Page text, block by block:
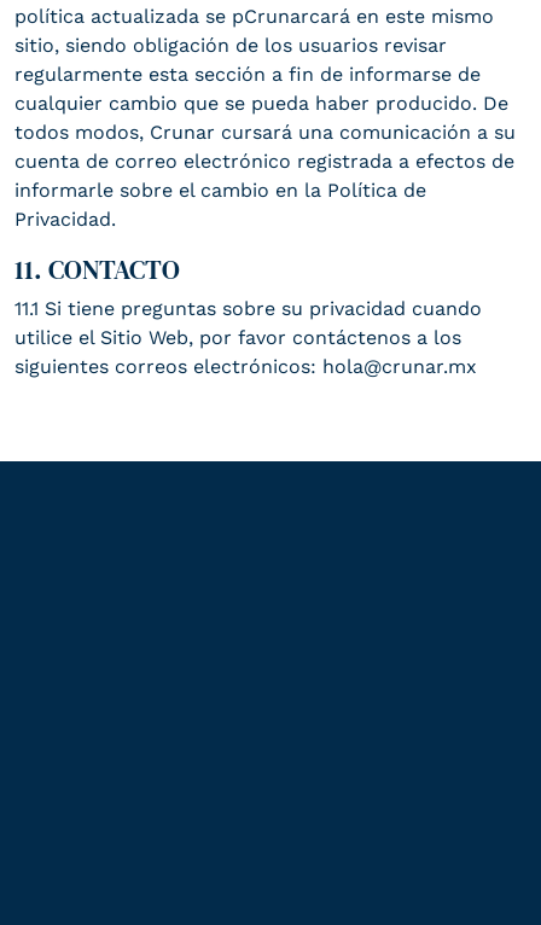
política actualizada se pCrunarcará en este mismo
sitio, siendo obligación de los usuarios revisar
regularmente esta sección a fin de informarse de
cualquier cambio que se pueda haber producido. De
todos modos, Crunar cursará una comunicación a su
cuenta de correo electrónico registrada a efectos de
informarle sobre el cambio en la Política de
Privacidad.
11. CONTACTO
11.1 Si tiene preguntas sobre su privacidad cuando
utilice el Sitio Web, por favor contáctenos a los
siguientes correos electrónicos: hola@crunar.mx